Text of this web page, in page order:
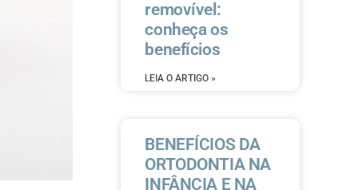
removível:
conheça os
benefícios
LEIA O ARTIGO »
BENEFÍCIOS DA
ORTODONTIA NA
INFÂNCIA E NA